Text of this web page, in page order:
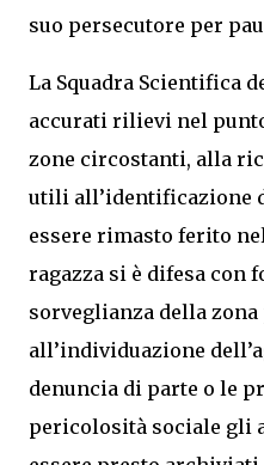
suo persecutore per
La Squadra Scientifica
accurati rilievi nel
zone circostanti, alla
utili all’identificazione
essere rimasto ferito
ragazza si è difesa con
sorveglianza della
all’individuazione
denuncia di parte o le
pericolosità sociale gli